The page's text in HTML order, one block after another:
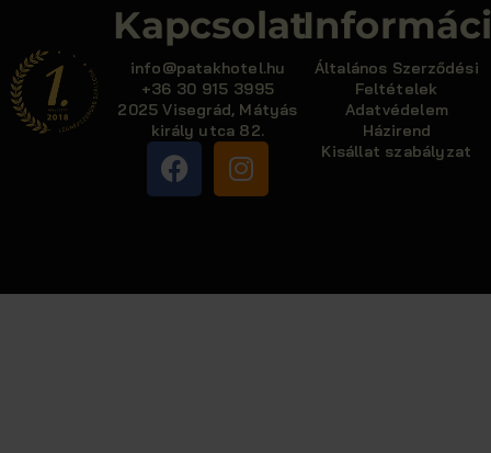
Kapcsolat
info@patakhotel.hu
+36 30 915 3995
2025 Visegrád, Mátyás
király utca 82.
Általános Szerződési
Feltételek
Adatvédelem
Házirend
Kisállat szabályzat